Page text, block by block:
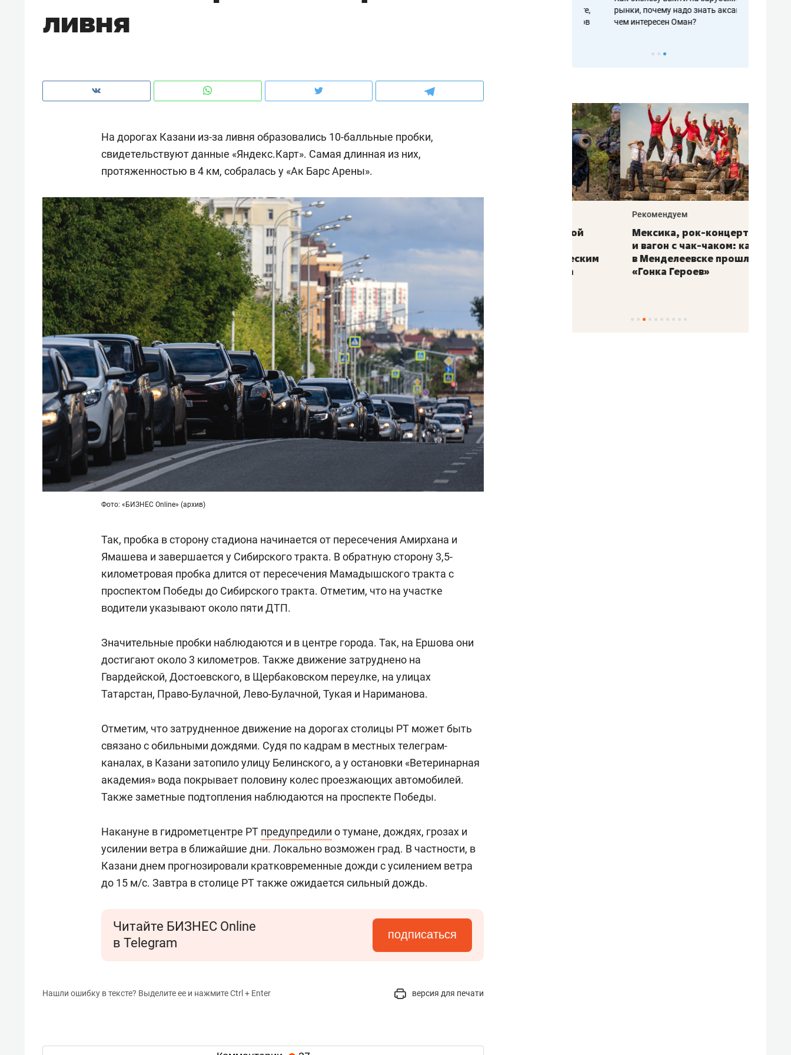
ливня
На дорогах Казани из-за ливня образовались 10-балльные пробки,
свидетельствуют данные «Яндекс.Карт». Самая длинная из них,
протяженностью в 4 км, собралась у «Ак Барс Арены».
Фото: «БИЗНЕС Online» (архив)
Так, пробка в сторону стадиона начинается от пересечения Амирхана и
Ямашева и завершается у Сибирского тракта. В обратную сторону 3,5-
километровая пробка длится от пересечения Мамадышского тракта с
проспектом Победы до Сибирского тракта. Отметим, что на участке
водители указывают около пяти ДТП.
Значительные пробки наблюдаются и в центре города. Так, на Ершова они
достигают около 3 километров. Также движение затруднено на
Гвардейской, Достоевского, в Щербаковском переулке, на улицах
Татарстан, Право-Булачной, Лево-Булачной, Тукая и Нариманова.
Отметим, что затрудненное движение на дорогах столицы РТ может быть
связано с обильными дождями. Судя по кадрам в местных телеграм-
каналах, в Казани затопило улицу Белинского, а у остановки «Ветеринарная
академия» вода покрывает половину колес проезжающих автомобилей.
Также заметные подтопления наблюдаются на проспекте Победы.
Накануне в гидрометцентре РТ предупредили о тумане, дождях, грозах и
усилении ветра в ближайшие дни. Локально возможен град. В частности, в
Казани днем прогнозировали кратковременные дожди с усилением ветра
до 15 м/с. Завтра в столице РТ также ожидается сильный дождь.
Читайте БИЗНЕС Online
в Telegram
подписаться
Нашли ошибку в тексте? Выделите ее и нажмите Ctrl + Enter версия для печати
рынки, почему надо знать аксакалов и
чем интересен Оман?
Рекомендуем
Как ГК «МИР ГРУПП» и ВТБ
создают оазис жилого
комфорта под Казанью
Рекомендуем
150 камер до квартиры и Face
ID вместо ключа: какой будет
безопасность в ЖК «Нова»
природе, работа
состоянием как основа
антихрупких команд
Рекомендуем
Мексика, рок-концерт
и вагон с чак-чаком: как
в Менделеевске прошла
«Гонка Героев»